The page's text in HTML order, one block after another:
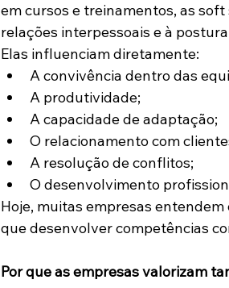
em cursos e treinamentos, as
relações interpessoais e à
Elas influenciam diretamente:
A convivência dentro das
A produtividade;
A capacidade de adaptação;
O relacionamento com
A resolução de conflitos;
O desenvolvimento
Hoje, muitas empresas
que desenvolver competências
Por que as empresas valorizam